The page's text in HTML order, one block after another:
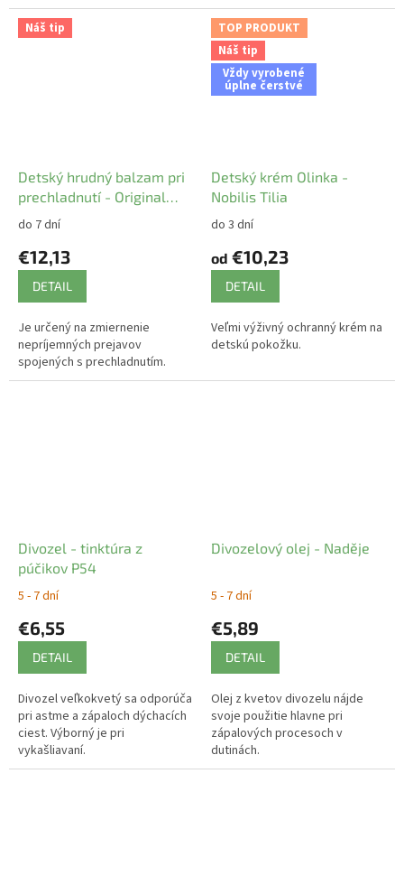
Náš tip
Detský hrudný balzam pri
prechladnutí - Original
ATOK
do 7 dní
€12,13
DETAIL
Je určený na zmiernenie
nepríjemných prejavov
spojených s prechladnutím.
TOP PRODUKT
Náš tip
Vždy vyrobené
úplne čerstvé
Detský krém Olinka -
Nobilis Tilia
do 3 dní
od €10,23
DETAIL
Veľmi výživný ochranný krém na
detskú pokožku.
Divozel - tinktúra z
púčikov P54
5 - 7 dní
€6,55
DETAIL
Divozel veľkokvetý sa odporúča
pri astme a zápaloch dýchacích
ciest. Výborný je pri
vykašliavaní.
Divozelový olej - Naděje
5 - 7 dní
€5,89
DETAIL
Olej z kvetov divozelu nájde
svoje použitie hlavne pri
zápalových procesoch v
dutinách.